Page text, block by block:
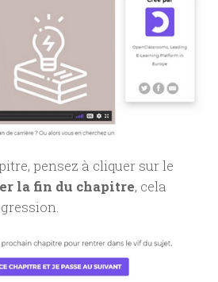
pensez à cliquer sur le
la fin du chapitre, cela